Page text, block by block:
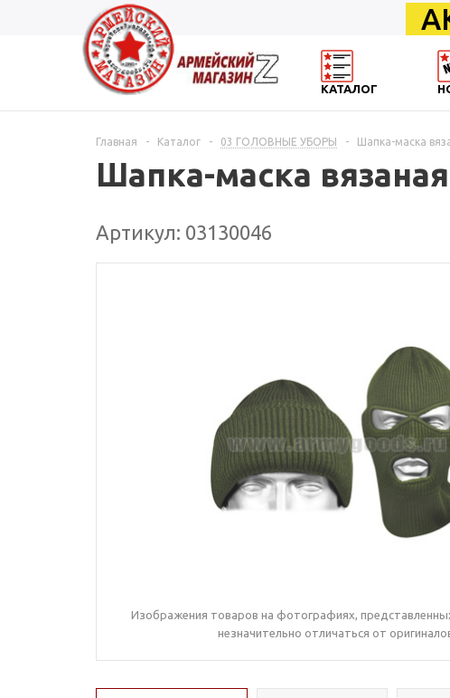
КАТАЛОГ
Главная - Каталог - 03 ГОЛОВНЫЕ УБОРЫ - Шапка-маска
Шапка-маска
Артикул: 03130046
Изображения товаров на фотографиях,
незначительно отличаться от